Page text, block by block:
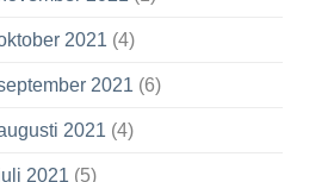
2021 (4)
2021 (6)
2021 (4)
2021 (5)